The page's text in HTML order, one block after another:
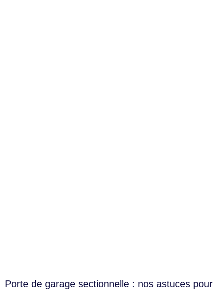
Porte de garage sectionnelle : nos astuces pour